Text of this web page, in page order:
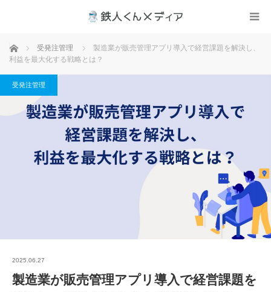
ホーム 受発注管理
製造業が販売管理アプリ導入で経営課題を解決し、
利益を最大化する戦略とは？
受発注管理
2025.06.27
製造業が販売管理アプリ導入で経営課題を